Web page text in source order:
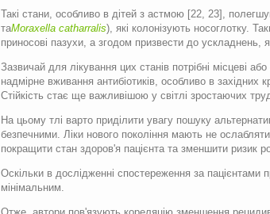
Такі стани, особливо в дітей з астмою [22, 23],
таMoraxella catharralis), які колонізують носоглотку.
приносові пазухи, а згодом призвести до ускладнень,
Зазвичай для лікування цих станів потрібні місцеві
надмірне вживання антибіотиків, особливо в західних
Стійкість стає ще важливішою у світлі зростаючих
На цьому тлі варто приділити увагу пошуку
безпечними. Ліки нового покоління мають не
покращити стан здоров'я пацієнта та зменшити ризик
Оскільки в дослідженні спостереження за
мінімальним.
Отже, автори пов'язують кореляцію зменшення